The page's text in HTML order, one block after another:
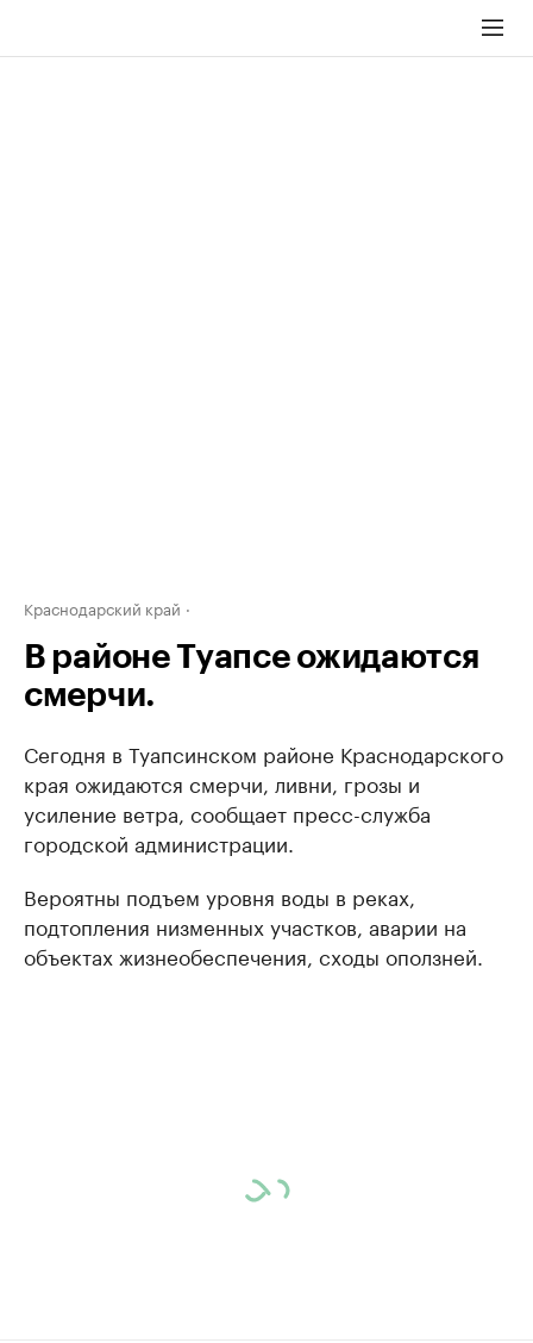
Краснодарский край
В районе Туапсе ожидаются
смерчи.
Сегодня в Туапсинском районе Краснодарского
края ожидаются смерчи, ливни, грозы и
усиление ветра, сообщает пресс-служба
городской администрации.
Вероятны подъем уровня воды в реках,
подтопления низменных участков, аварии на
объектах жизнеобеспечения, сходы оползней.